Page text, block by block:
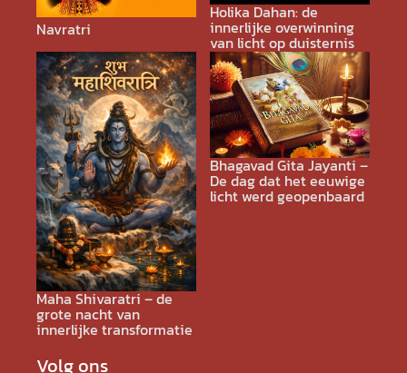
Navratri
Holika Dahan: de
innerlijke overwinning
van licht op duisternis
Maha Shivaratri – de
grote nacht van
innerlijke transformatie
Bhagavad Gita Jayanti –
De dag dat het eeuwige
licht werd geopenbaard
Volg ons